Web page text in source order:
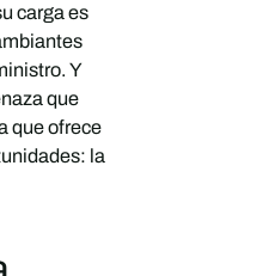
carga es
Y
que
que ofrece
la